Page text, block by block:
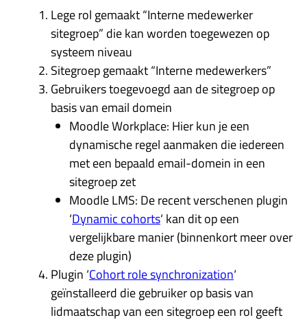
Lege rol gemaakt “Interne medewerker
sitegroep” die kan worden toegewezen op
systeem niveau
Sitegroep gemaakt “Interne medewerkers”
Gebruikers toegevoegd aan de sitegroep op
basis van email domein
Moodle Workplace: Hier kun je een
dynamische regel aanmaken die iedereen
met een bepaald email-domein in een
sitegroep zet
Moodle LMS: De recent verschenen plugin
‘Dynamic cohorts‘ kan dit op een
vergelijkbare manier (binnenkort meer over
deze plugin)
Plugin ‘Cohort role synchronization‘
geïnstalleerd die gebruiker op basis van
lidmaatschap van een sitegroep een rol geeft